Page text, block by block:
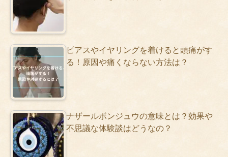
ピアスやイヤリングを着けると頭痛がす
る！原因や痛くならない方法は？
ナザールボンジュウの意味とは？効果や
不思議な体験談はどうなの？